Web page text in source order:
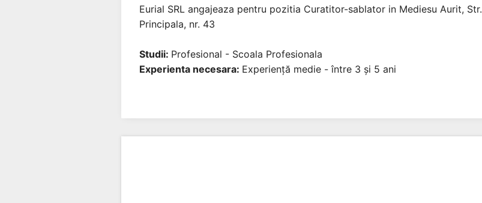
Eurial SRL angajeaza pentru pozitia Curatitor-sablator in Mediesu Aurit, Str.
Principala, nr. 43
Studii: Profesional - Scoala Profesionala
Experienta necesara: Experiență medie - între 3 și 5 ani